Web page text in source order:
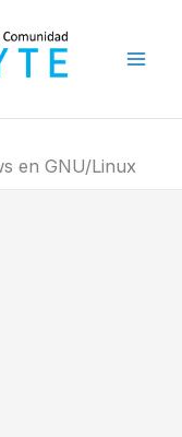
en GNU/Linux